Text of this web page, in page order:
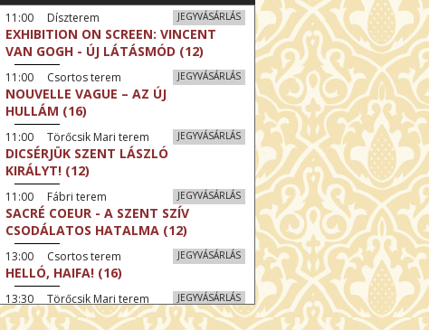
JEGYVÁSÁRLÁS
11:00 Díszterem
EXHIBITION ON SCREEN: VINCENT
VAN GOGH - ÚJ LÁTÁSMÓD (12)
JEGYVÁSÁRLÁS
11:00 Csortos terem
NOUVELLE VAGUE – AZ ÚJ
HULLÁM (16)
JEGYVÁSÁRLÁS
11:00 Törőcsik Mari terem
DICSÉRJÜK SZENT LÁSZLÓ
KIRÁLYT! (12)
JEGYVÁSÁRLÁS
11:00 Fábri terem
SACRÉ COEUR - A SZENT SZÍV
CSODÁLATOS HATALMA (12)
JEGYVÁSÁRLÁS
13:00 Csortos terem
HELLÓ, HAIFA! (16)
JEGYVÁSÁRLÁS
13:30 Törőcsik Mari terem
A KEGYELEM (16)